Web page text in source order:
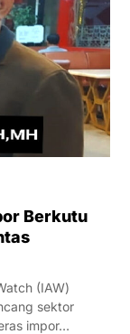
Berkutu
(IAW)
sektor
impor…